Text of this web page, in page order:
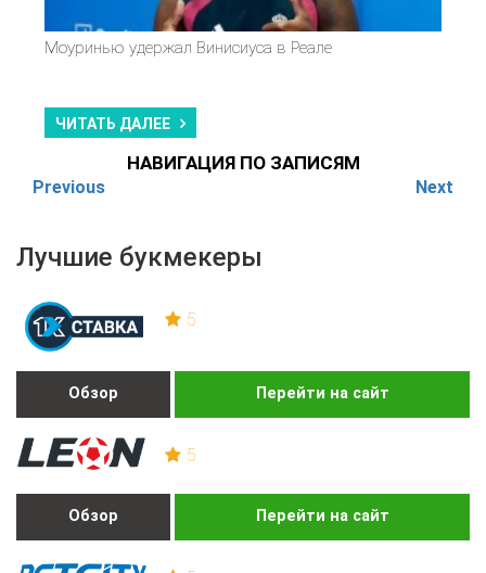
Лучшие букмекеры
5
Обзор Перейти на сайт
5
Обзор Перейти на сайт
Моуринью удержал Винисиуса в Реале
ЧИТАТЬ ДАЛЕЕ
НАВИГАЦИЯ ПО ЗАПИСЯМ
Previous Next